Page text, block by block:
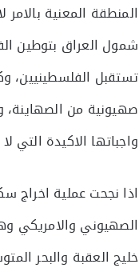
المنطقة المعنية
شمول العراق بتوطين
تستقبل الفلسطينيين،
صهيونية من الصهاينة،
واجباتها الاكيدة التي
اذا نجحت عملية اخراج
الصهيوني والامريكي
خليج العقبة والبحر